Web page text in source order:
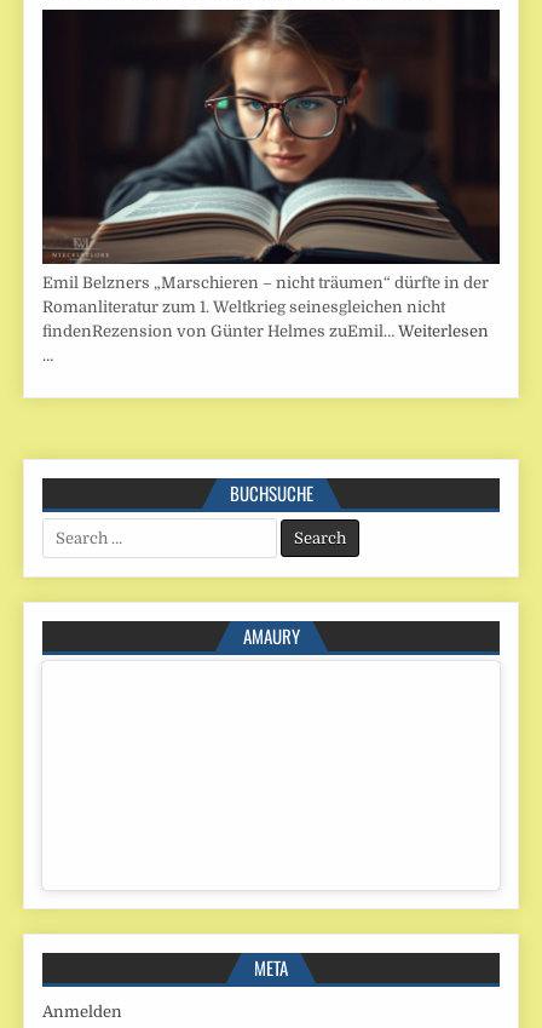
Emil Belzners „Marschieren – nicht träumen“ dürfte in der
Romanliteratur zum 1. Weltkrieg seinesgleichen nicht
findenRezension von Günter Helmes zuEmil…Weiterlesen
…
BUCHSUCHE
Search
for:
AMAURY
META
Anmelden